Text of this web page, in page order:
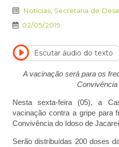
Notícias Secretaria de
02/05/2019
Escutar áudio do texto
A vacinação será para os
Convivência
Nesta sexta-feira (05), a
vacinação contra a gripe para
Convivência do Idoso de
Serão distribuídas 200 doses